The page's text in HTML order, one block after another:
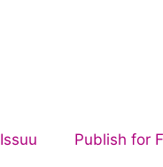
Issuu Publish for